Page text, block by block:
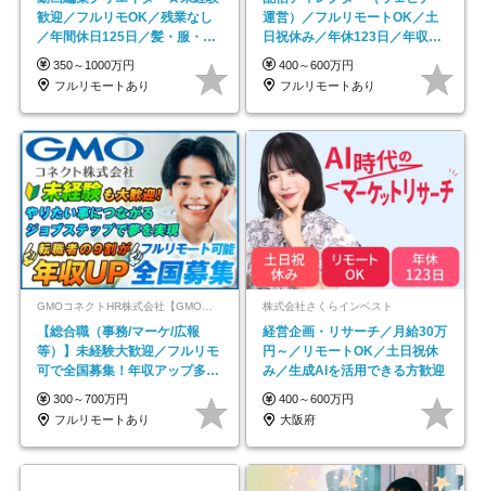
歓迎／フルリモOK／残業なし
／年間休日125日／髪・服・ネ
イル自由／研修充実で安心
350～1000万円
フルリモートあり
運営）／フルリモートOK／土
日祝休み／年休123日／年収
600万円可
400～600万円
フルリモートあり
GMOコネクトHR株式会社【GMOインターネットグループ】
【総合職（事務/マーケ/広報
等）】未経験大歓迎／フルリモ
可で全国募集！年収アップ多数
★年休最大130日★
300～700万円
フルリモートあり
株式会社さくらインベスト
経営企画・リサーチ／月給30万
円～／リモートOK／土日祝休
み／生成AIを活用できる方歓迎
400～600万円
大阪府